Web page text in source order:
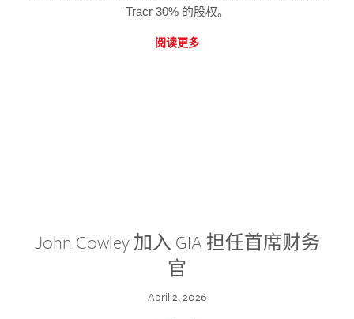
Tracr 30% 的股权。
阅读更多
John Cowley 加入 GIA 担任首席财务
官
April 2, 2026